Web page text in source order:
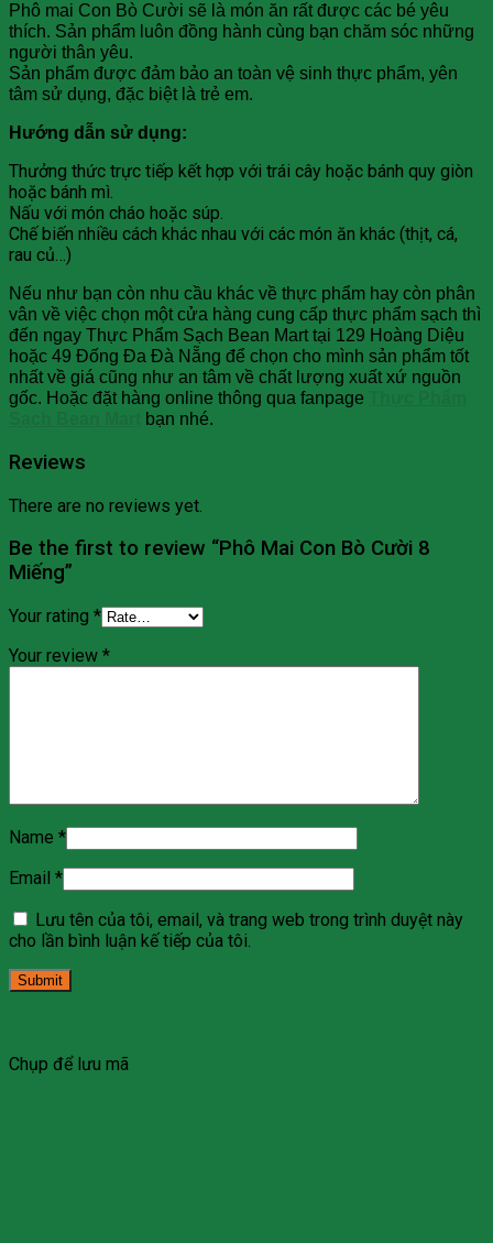
Phô mai Con Bò Cười sẽ là món ăn rất được các bé yêu
thích. Sản phẩm luôn đồng hành cùng bạn chăm sóc những
người thân yêu.
Sản phẩm được đảm bảo an toàn vệ sinh thực phẩm, yên
tâm sử dụng, đặc biệt là trẻ em.
Hướng dẫn sử dụng:
Thưởng thức trực tiếp kết hợp với trái cây hoặc bánh quy giòn
hoặc bánh mì.
Nấu với món cháo hoặc súp.
Chế biến nhiều cách khác nhau với các món ăn khác (thịt, cá,
rau củ…)
Nếu như bạn còn nhu cầu khác về thực phẩm hay còn phân
vân về việc chọn một cửa hàng cung cấp thực phẩm sạch thì
đến ngay Thực Phẩm Sạch Bean Mart tại 129 Hoàng Diệu
hoặc 49 Đống Đa Đà Nẵng để chọn cho mình sản phẩm tốt
nhất về giá cũng như an tâm về chất lượng xuất xứ nguồn
gốc. Hoặc đặt hàng online thông qua fanpage
bạn nhé.
Reviews
There are no reviews yet.
Be the first to review “Phô Mai Con Bò Cười 8
Miếng”
Your rating *
Your review *
Name *
Email *
Lưu tên của tôi, email, và trang web trong trình duyệt này
cho lần bình luận kế tiếp của tôi.
Chụp để lưu mã